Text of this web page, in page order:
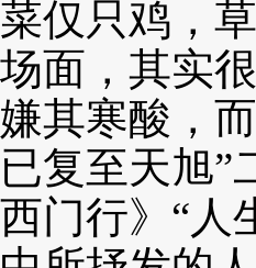
菜仅只鸡，
场面，其实
嫌其寒酸，
已复至天旭”
西门行》“人